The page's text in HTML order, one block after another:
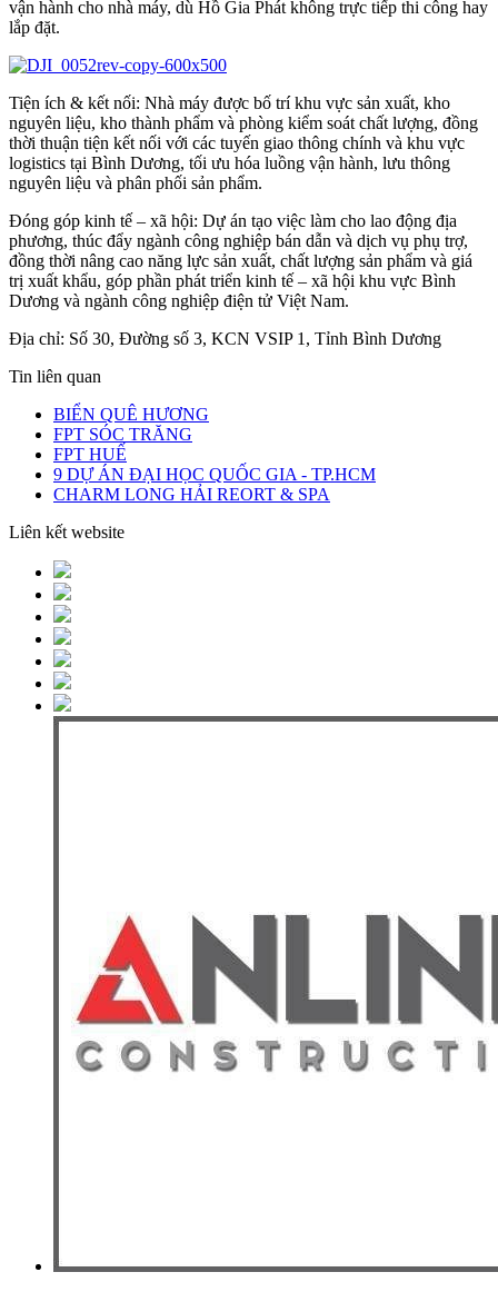
vận hành cho nhà máy, dù Hồ Gia Phát không trực tiếp thi công hay
lắp đặt.
Tiện ích & kết nối: Nhà máy được bố trí khu vực sản xuất, kho
nguyên liệu, kho thành phẩm và phòng kiểm soát chất lượng, đồng
thời thuận tiện kết nối với các tuyến giao thông chính và khu vực
logistics tại Bình Dương, tối ưu hóa luồng vận hành, lưu thông
nguyên liệu và phân phối sản phẩm.
Đóng góp kinh tế – xã hội: Dự án tạo việc làm cho lao động địa
phương, thúc đẩy ngành công nghiệp bán dẫn và dịch vụ phụ trợ,
đồng thời nâng cao năng lực sản xuất, chất lượng sản phẩm và giá
trị xuất khẩu, góp phần phát triển kinh tế – xã hội khu vực Bình
Dương và ngành công nghiệp điện tử Việt Nam.
Địa chỉ: Số 30, Đường số 3, KCN VSIP 1, Tỉnh Bình Dương
Tin liên quan
BIỂN QUÊ HƯƠNG
FPT SÓC TRĂNG
FPT HUẾ
9 DỰ ÁN ĐẠI HỌC QUỐC GIA - TP.HCM
CHARM LONG HẢI REORT & SPA
Liên kết website